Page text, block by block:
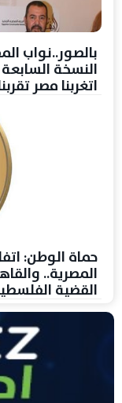
بالصور..نواب
النسخة
اتغربنا مصر
حماة الوطن:
المصرية..
القضية